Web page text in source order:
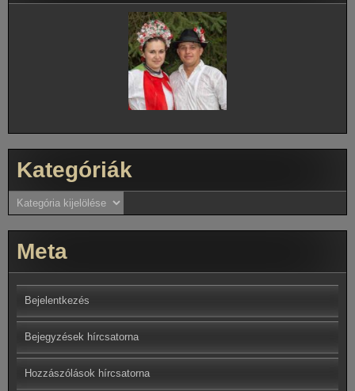
Kategóriák
Kategóriák
Meta
Bejelentkezés
Bejegyzések hírcsatorna
Hozzászólások hírcsatorna